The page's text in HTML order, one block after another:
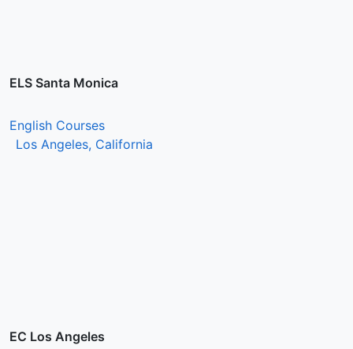
ELS Santa Monica
English Courses
Los Angeles, California
EC Los Angeles